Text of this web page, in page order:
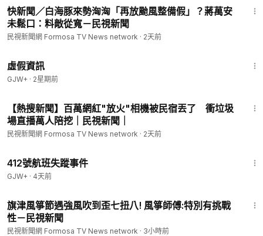
✅ 訂閱民視IG：https://www.instagram.com/ftvnews/
快新聞／白海豚來勢洶洶「再放颱風整備假」？蔣萬安
未鬆口：料敵從寬－民視新聞
民視新聞網 Formosa TV News network · 2天前
虛假資訊
GJW+ · 2星期前
【熱搜新聞】百萬網紅"放火"相機被民宿丟了 衝垃圾
場直播萬人陪挖｜民視新聞｜
民視新聞網 Formosa TV News network · 2天前
412號航班失蹤事件
GJW+ · 4天前
旗津風箏節遇強風吹到歪七扭八! 風箏師傅:特別有挑戰
性－民視新聞
民視新聞網 Formosa TV News network · 3小時前